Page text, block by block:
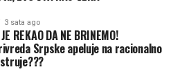
3 sata ago
REKAO DA NE BRINEMO!
Srpske apeluje na racionalno